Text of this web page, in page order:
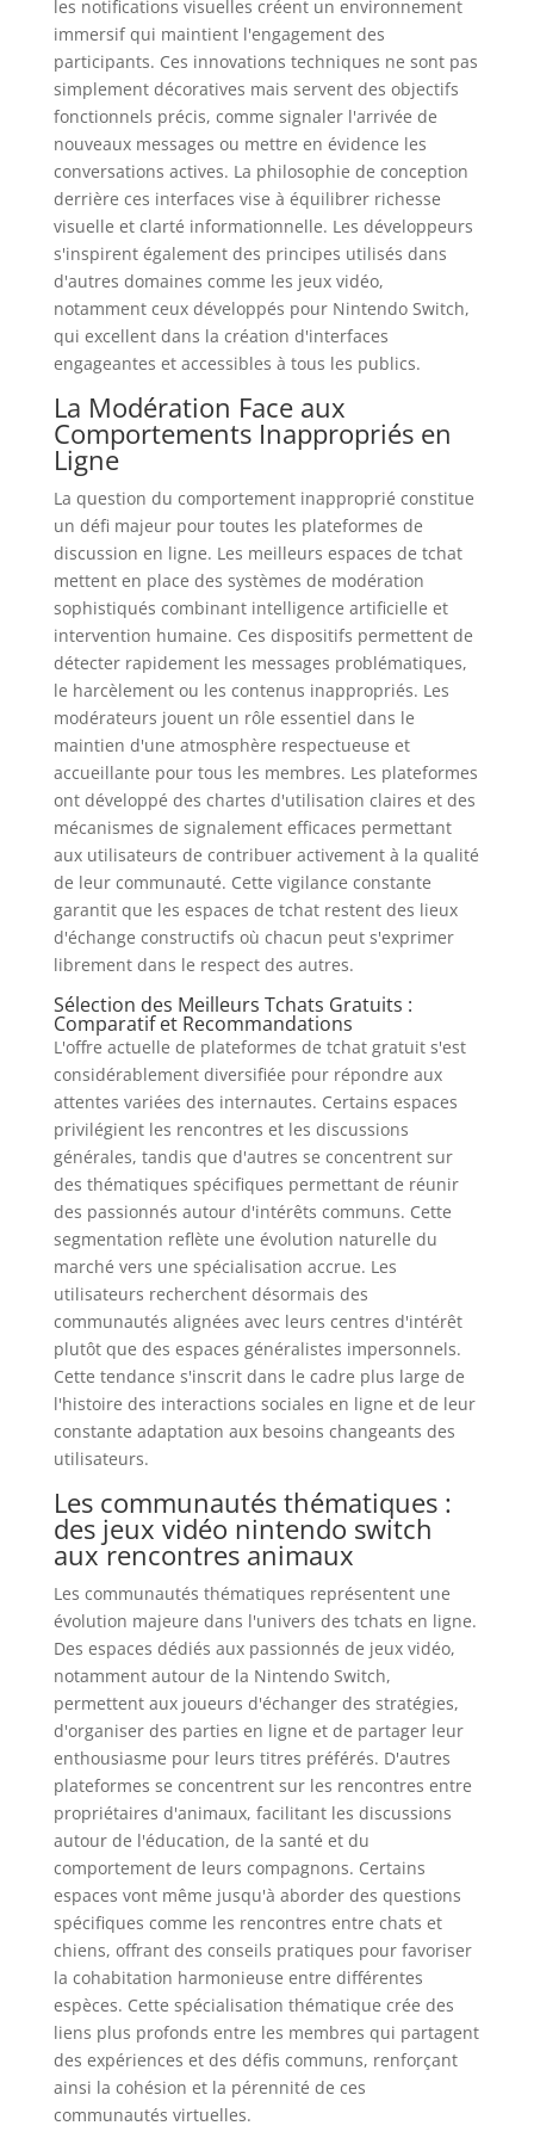
les notifications visuelles créent un environnement
immersif qui maintient l'engagement des
participants. Ces innovations techniques ne sont pas
simplement décoratives mais servent des objectifs
fonctionnels précis, comme signaler l'arrivée de
nouveaux messages ou mettre en évidence les
conversations actives. La philosophie de conception
derrière ces interfaces vise à équilibrer richesse
visuelle et clarté informationnelle. Les développeurs
s'inspirent également des principes utilisés dans
d'autres domaines comme les jeux vidéo,
notamment ceux développés pour Nintendo Switch,
qui excellent dans la création d'interfaces
engageantes et accessibles à tous les publics.
La Modération Face aux
Comportements Inappropriés en
Ligne
La question du comportement inapproprié constitue
un défi majeur pour toutes les plateformes de
discussion en ligne. Les meilleurs espaces de tchat
mettent en place des systèmes de modération
sophistiqués combinant intelligence artificielle et
intervention humaine. Ces dispositifs permettent de
détecter rapidement les messages problématiques,
le harcèlement ou les contenus inappropriés. Les
modérateurs jouent un rôle essentiel dans le
maintien d'une atmosphère respectueuse et
accueillante pour tous les membres. Les plateformes
ont développé des chartes d'utilisation claires et des
mécanismes de signalement efficaces permettant
aux utilisateurs de contribuer activement à la qualité
de leur communauté. Cette vigilance constante
garantit que les espaces de tchat restent des lieux
d'échange constructifs où chacun peut s'exprimer
librement dans le respect des autres.
Sélection des Meilleurs Tchats Gratuits :
Comparatif et Recommandations
L'offre actuelle de plateformes de tchat gratuit s'est
considérablement diversifiée pour répondre aux
attentes variées des internautes. Certains espaces
privilégient les rencontres et les discussions
générales, tandis que d'autres se concentrent sur
des thématiques spécifiques permettant de réunir
des passionnés autour d'intérêts communs. Cette
segmentation reflète une évolution naturelle du
marché vers une spécialisation accrue. Les
utilisateurs recherchent désormais des
communautés alignées avec leurs centres d'intérêt
plutôt que des espaces généralistes impersonnels.
Cette tendance s'inscrit dans le cadre plus large de
l'histoire des interactions sociales en ligne et de leur
constante adaptation aux besoins changeants des
utilisateurs.
Les communautés thématiques :
des jeux vidéo nintendo switch
aux rencontres animaux
Les communautés thématiques représentent une
évolution majeure dans l'univers des tchats en ligne.
Des espaces dédiés aux passionnés de jeux vidéo,
notamment autour de la Nintendo Switch,
permettent aux joueurs d'échanger des stratégies,
d'organiser des parties en ligne et de partager leur
enthousiasme pour leurs titres préférés. D'autres
plateformes se concentrent sur les rencontres entre
propriétaires d'animaux, facilitant les discussions
autour de l'éducation, de la santé et du
comportement de leurs compagnons. Certains
espaces vont même jusqu'à aborder des questions
spécifiques comme les rencontres entre chats et
chiens, offrant des conseils pratiques pour favoriser
la cohabitation harmonieuse entre différentes
espèces. Cette spécialisation thématique crée des
liens plus profonds entre les membres qui partagent
des expériences et des défis communs, renforçant
ainsi la cohésion et la pérennité de ces
communautés virtuelles.